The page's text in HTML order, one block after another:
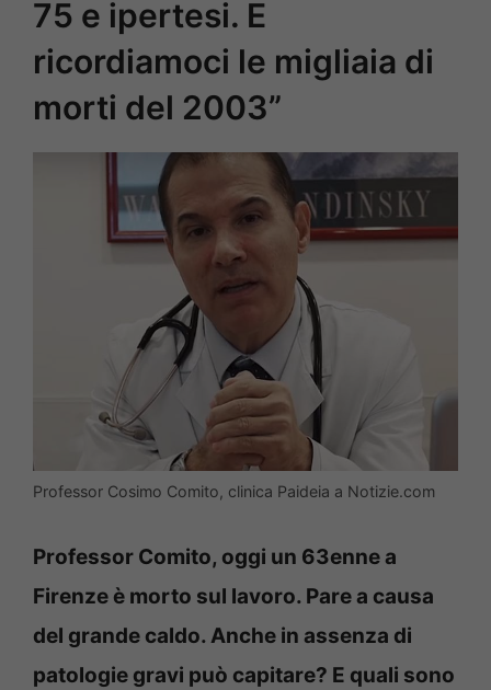
75 e ipertesi. E
ricordiamoci le migliaia di
morti del 2003”
Professor Cosimo Comito, clinica Paideia a Notizie.com
Professor Comito, oggi un 63enne a
Firenze è morto sul lavoro. Pare a causa
del grande caldo. Anche in assenza di
patologie gravi può capitare? E quali sono